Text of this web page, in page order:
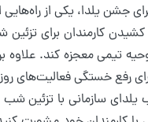
جشن یلدا، یکی از
کارمندان برای تزئین
تیمی معجزه کند. علاوه
رفع خستگی فعالیت‌های
یلدای سازمانی با تزئین